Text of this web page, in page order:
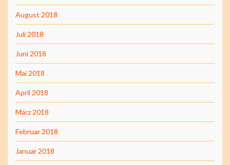
August 2018
Juli 2018
Juni 2018
Mai 2018
April 2018
März 2018
Februar 2018
Januar 2018